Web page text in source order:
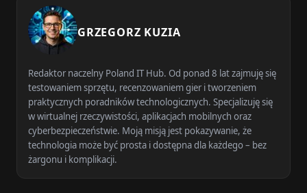
GRZEGORZ KUZIA
Redaktor naczelny Poland IT Hub. Od ponad 8 lat zajmuję się
testowaniem sprzętu, recenzowaniem gier i tworzeniem
praktycznych poradników technologicznych. Specjalizuję się
w wirtualnej rzeczywistości, aplikacjach mobilnych oraz
cyberbezpieczeństwie. Moją misją jest pokazywanie, że
technologia może być prosta i dostępna dla każdego – bez
żargonu i komplikacji.